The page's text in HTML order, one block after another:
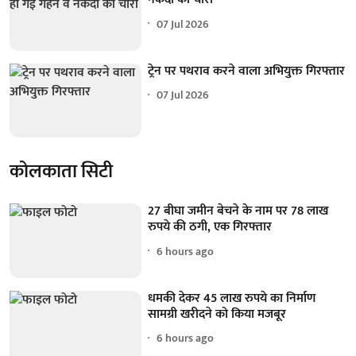
07 Jul 2026
ट्रेन पर पथराव करने वाला अभियुक्त गिरफ्तार
07 Jul 2026
कोलकाता सिटी
27 बीघा जमीन बेचने के नाम पर 78 लाख
रुपये की ठगी, एक गिरफ्तार
6 hours ago
धमकी देकर 45 लाख रुपये का निर्माण
सामग्री खरीदने को किया मजबूर
6 hours ago